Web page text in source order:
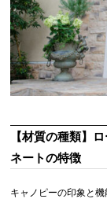
【材質の種類】
ネートの特徴
キャノピーの印象と